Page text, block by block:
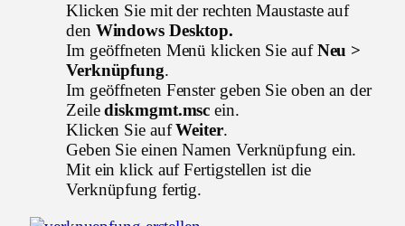
Klicken Sie mit der rechten Maustaste auf
den Windows Desktop.
Im geöffneten Menü klicken Sie aufNeu >
Verknüpfung.
Im geöffneten Fenster geben Sie oben an der
Zeilediskmgmt.msc ein.
Klicken Sie aufWeiter.
Geben Sie einen Namen Verknüpfung ein.
Mit ein klick auf Fertigstellen ist die
Verknüpfung fertig.